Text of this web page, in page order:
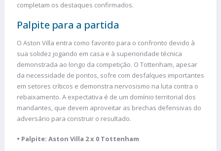
completam os destaques confirmados.
Palpite para a partida
O Aston Villa entra como favorito para o confronto devido à
sua solidez jogando em casa e à superioridade técnica
demonstrada ao longo da competição. O Tottenham, apesar
da necessidade de pontos, sofre com desfalques importantes
em setores críticos e demonstra nervosismo na luta contra o
rebaixamento. A expectativa é de um domínio territorial dos
mandantes, que devem aproveitar as brechas defensivas do
adversário para construir o resultado.
• Palpite: Aston Villa 2 x 0 Tottenham